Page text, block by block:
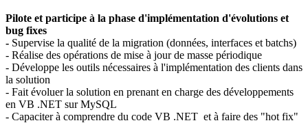
Pilote et participe à la phase d'implémentation d'évolutions et
bug fixes
- Supervise la qualité de la migration (données, interfaces et batchs)
- Réalise des opérations de mise à jour de masse périodique
- Développe les outils nécessaires à l'implémentation des clients dans
la solution
- Fait évoluer la solution en prenant en charge des développements
en VB .NET sur MySQL
- Capaciter à comprendre du code VB .NET et à faire des "hot fix"